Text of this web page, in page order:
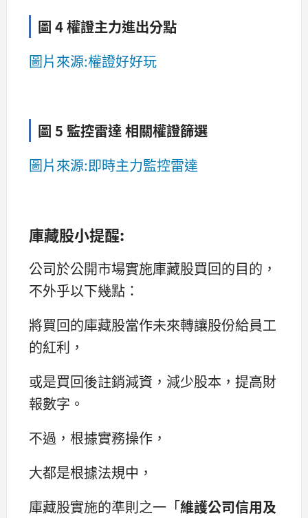
圖 4 權證主力進出分點
圖片來源:權證好好玩
圖 5 監控雷達 相關權證篩選
圖片來源:即時主力監控雷達
庫藏股小提醒:
公司於公開市場實施庫藏股買回的目的，
不外乎以下幾點：
將買回的庫藏股當作未來轉讓股份給員工
的紅利，
或是買回後註銷減資，減少股本，提高財
報數字。
不過，根據實務操作，
大都是根據法規中，
庫藏股實施的準則之一「維護公司信用及